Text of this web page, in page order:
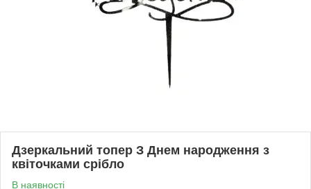
Дзеркальний топер З Днем народження з
квіточками срібло
В наявності